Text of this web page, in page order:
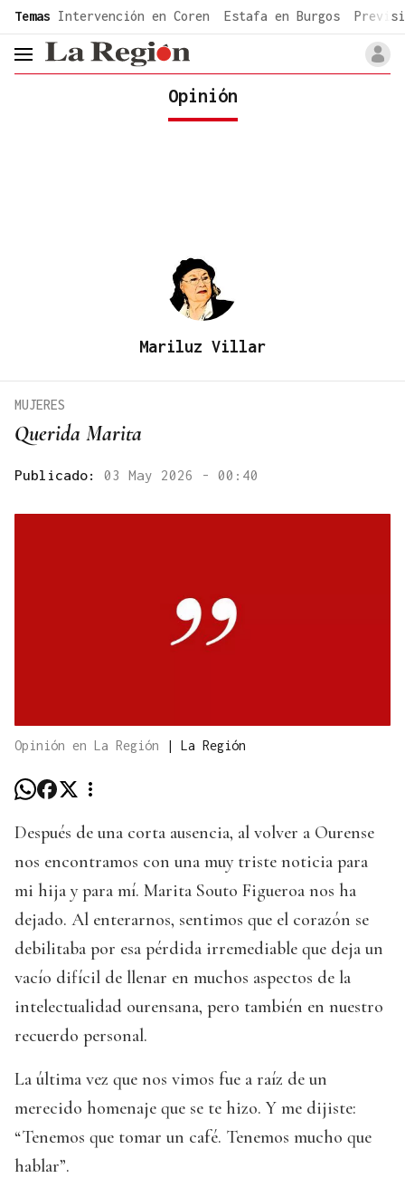
common.go-to-content
Temas Intervención en Coren Estafa en Burgos
header.menu.open
Opinión
Mariluz Villar
Querida Marita
MUJERES
Publicado: 03 May 2026 - 00:40
Opinión en La Región | La Región
Después de una corta ausencia, al volver a Ourense
nos encontramos con una muy triste noticia para
mi hija y para mí. Marita Souto Figueroa nos ha
dejado. Al enterarnos, sentimos que el corazón se
debilitaba por esa pérdida irremediable que deja un
vacío difícil de llenar en muchos aspectos de la
intelectualidad ourensana, pero también en nuestro
recuerdo personal.
La última vez que nos vimos fue a raíz de un
merecido homenaje que se te hizo. Y me dijiste:
“Tenemos que tomar un café. Tenemos mucho que
hablar”.